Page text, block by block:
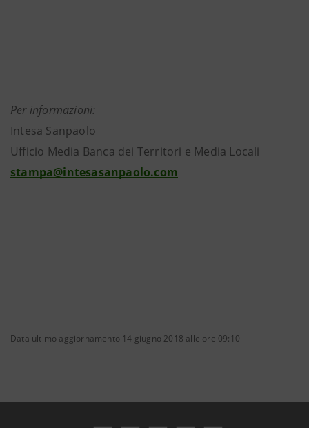
Per informazioni:
Intesa Sanpaolo
Ufficio Media Banca dei Territori e Media Locali
stampa@intesasanpaolo.com
Data ultimo aggiornamento 14 giugno 2018 alle ore 09:10